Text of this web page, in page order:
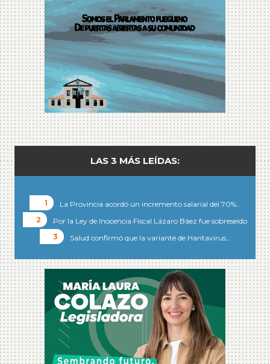
LAS 3 MÁS LEÍDAS:
La Provincia acordó un incremento salarial del 70%…
Por la Ley de Inocencia Fiscal Lázaro Báez fue sobreseído
Salud confirmó que la variante de Hantavirus…